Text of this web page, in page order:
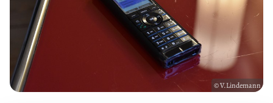
© V.Lindemann